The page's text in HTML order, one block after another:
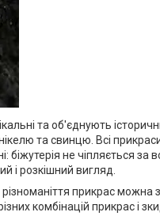
та об'єднують
та свинцю. Всі
не чіпляється за
і розкішний вигляд.
прикрас можна
комбінацій прикрас і